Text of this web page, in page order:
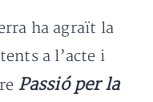
ha agraït la
a l’acte i
Passió per la